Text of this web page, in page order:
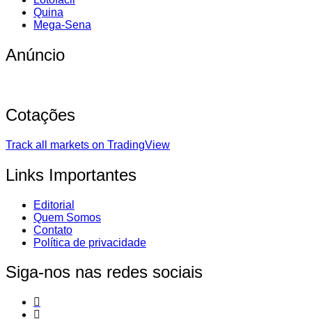
Quina
Mega-Sena
Anúncio
Cotações
Track all markets on TradingView
Links Importantes
Editorial
Quem Somos
Contato
Política de privacidade
Siga-nos nas redes sociais